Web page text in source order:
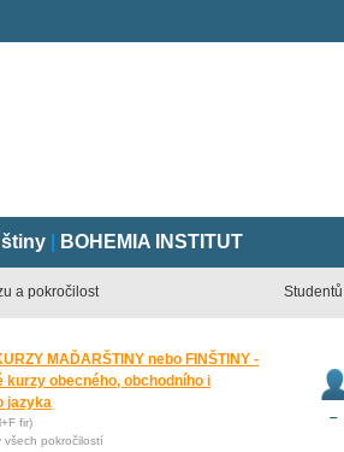
BOHEMIA INSTITUT
a pokročilost Studentů
MAĎARŠTINY nebo FINŠTINY -
kurzy obecného, obchodního i
jazyka
fir)
všech pokročilostí
–